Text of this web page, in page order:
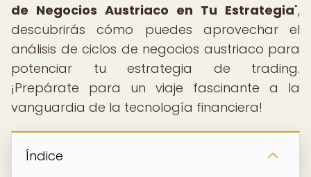
de Negocios Austriaco en Tu Estrategia",
descubrirás cómo puedes aprovechar el
análisis de ciclos de negocios austriaco para
potenciar tu estrategia de trading.
¡Prepárate para un viaje fascinante a la
vanguardia de la tecnología financiera!
Índice